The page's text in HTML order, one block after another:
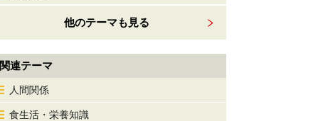
他のテーマも見る
関連テーマ
人間関係
食生活・栄養知識